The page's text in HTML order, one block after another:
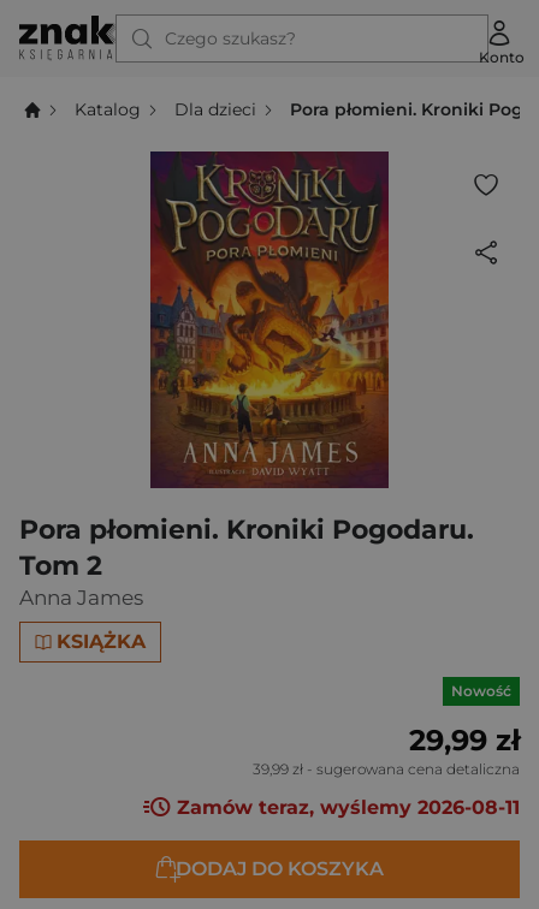
Czego szukasz?
Konto
Katalog Dla dzieci Pora płomieni. Kroniki
Pora płomieni. Kroniki Pogodaru.
Tom 2
Anna James
KSIĄŻKA
Nowość
29,99 zł
39,99 zł - sugerowana cena detaliczna
Zamów teraz, wyślemy 2026-08-11
DODAJ DO KOSZYKA